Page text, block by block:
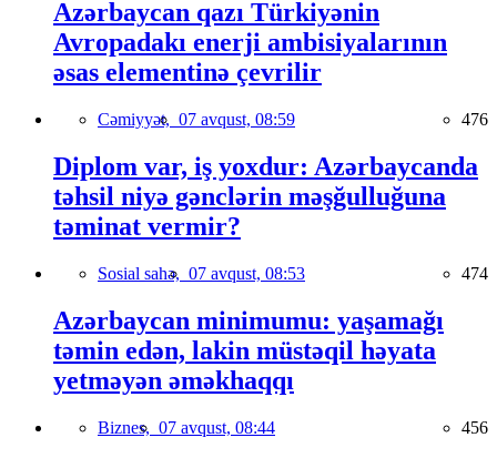
Azərbaycan qazı Türkiyənin
Avropadakı enerji ambisiyalarının
əsas elementinə çevrilir
Cəmiyyət, 07 avqust, 08:59 476
Diplom var, iş yoxdur: Azərbaycanda
təhsil niyə gənclərin məşğulluğuna
təminat vermir?
Sosial sahə, 07 avqust, 08:53 474
Azərbaycan minimumu: yaşamağı
təmin edən, lakin müstəqil həyata
yetməyən əməkhaqqı
Biznes, 07 avqust, 08:44 456